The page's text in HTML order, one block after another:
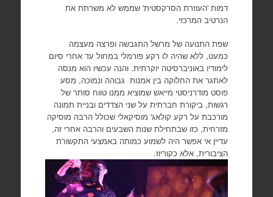
דמות 'העוזרת הסרקסטית' שממש לא משרתת את
הנרטיב המרכזי.
שפת התנועה של מרשל התגבשה ופרצה מעצמה
כמעט, ללא שהיה לו רקע פורמלי במחול עד אחרי סיום
לימודיו באוניברסיטה יוקרתית. והנה עכשיו הוא מנסה
לאתגר את החלוקה בין אמנות גבוהה ונמוכה, מסע
פוסט מודרניסטי מייאש שמוציא ממנו טווח סותר של
רגשות, ביקורת חברתית על שני הצדדים ובניית תמונה
מורכבת על רקע קולאג' מוסיקאלי שכולל הרבה מוסיקה
מזרחית, כזו שבתחילת שנות השבעים והרבה אחרי זה,
עדיין אי אפשר היה לשמוע כמותה באמצעי התקשורת
הציבורית, אלא כקוריוז.